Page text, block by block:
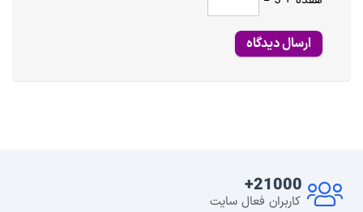
21000+
کاربران فعال سایت